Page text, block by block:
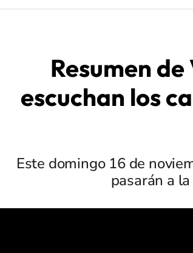
Resumen
escuchan los
Este domingo 16 de
pasarán a